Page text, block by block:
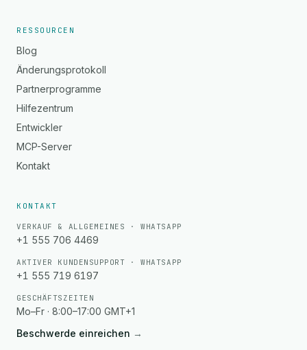
RESSOURCEN
Blog
Änderungsprotokoll
Partnerprogramme
Hilfezentrum
Entwickler
MCP-Server
Kontakt
KONTAKT
VERKAUF & ALLGEMEINES · WHATSAPP
+1 555 706 4469
AKTIVER KUNDENSUPPORT · WHATSAPP
+1 555 719 6197
GESCHÄFTSZEITEN
Mo–Fr · 8:00–17:00 GMT+1
Beschwerde einreichen →